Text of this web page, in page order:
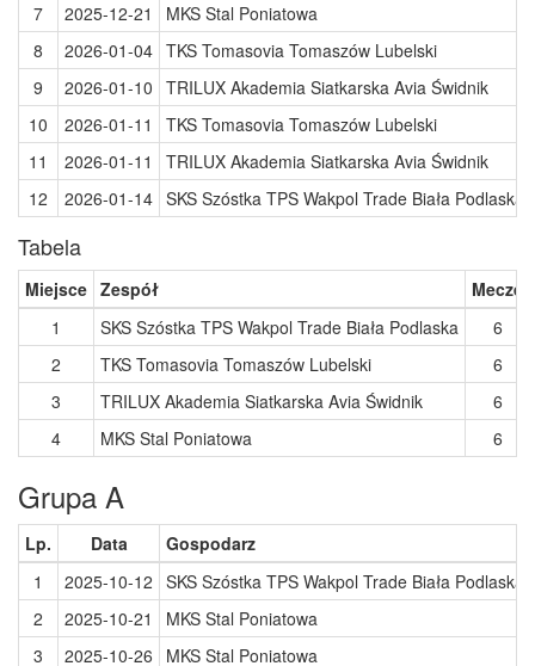
7
2025-12-21
MKS Stal Poniatowa
8
2026-01-04 TKS Tomasovia Tomaszów Lubelski
9
2026-01-10 TRILUX Akademia Siatkarska Avia Świdnik
10
2026-01-11
TKS Tomasovia Tomaszów Lubelski
11
2026-01-11
TRILUX Akademia Siatkarska Avia Świdnik
12
2026-01-14 SKS Szóstka TPS Wakpol Trade Biała Podlaska
Tabela
Miejsce Zespół
Mecze
1
SKS Szóstka TPS Wakpol Trade Biała Podlaska
6
2
TKS Tomasovia Tomaszów Lubelski
6
3
TRILUX Akademia Siatkarska Avia Świdnik
6
4
MKS Stal Poniatowa 6
Grupa A
Lp. Data
Gospodarz
1
2025-10-12 SKS Szóstka TPS Wakpol Trade Biała Podlaska
2
2025-10-21
MKS Stal Poniatowa
3
2025-10-26
MKS Stal Poniatowa